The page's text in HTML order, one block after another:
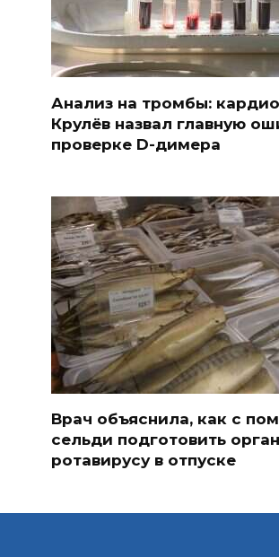
Анализ на тромбы:
Крулёв назвал главную
проверке D-димера
Врач объяснила, как с
сельди подготовить
ротавирусу в отпуске